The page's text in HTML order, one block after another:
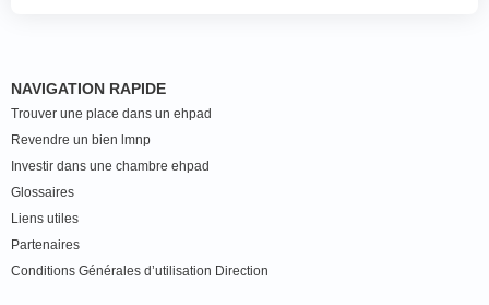
NAVIGATION RAPIDE
Trouver une place dans un ehpad
Revendre un bien lmnp
Investir dans une chambre ehpad
Glossaires
Liens utiles
Partenaires
Conditions Générales d’utilisation Direction